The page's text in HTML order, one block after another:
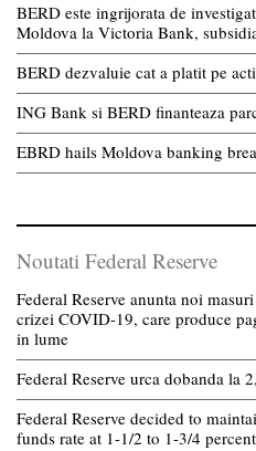
BERD este ingrijorata de
Moldova la Victoria Bank,
BERD dezvaluie cat a platit pe
ING Bank si BERD finanteaza
EBRD hails Moldova banking
Noutati Federal Reserve
Federal Reserve anunta noi
crizei COVID-19, care produce
in lume
Federal Reserve urca dobanda la
Federal Reserve decided to
funds rate at 1-1/2 to 1-3/4 percent